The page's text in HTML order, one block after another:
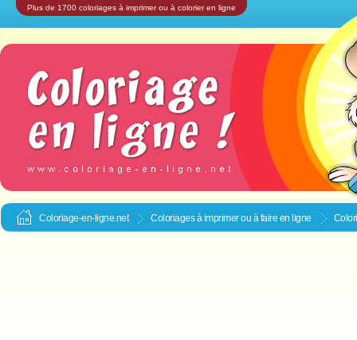
Plus de 1700 coloriages à imprimer ou à colorier en ligne
Coloriage-en-ligne.net Coloriages à imprimer ou à faire en ligne